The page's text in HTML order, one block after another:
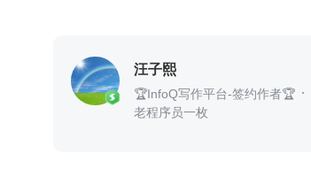
汪子熙
🏆InfoQ写作平台-签约作者🏆
老程序员一枚